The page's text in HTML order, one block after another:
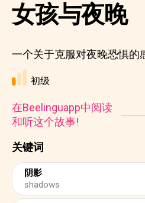
关键词
阴影
shadows
女孩与夜晚
一个关于克服对夜晚恐惧的
初级
在Beelinguapp中阅读
和听这个故事!